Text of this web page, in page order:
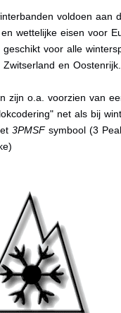
voldoen aan
wettelijke eisen voor
voor alle
Zwitserland en Oostenrijk.
zijn o.a. voorzien van
net als bij
3PMSFsymbool (3